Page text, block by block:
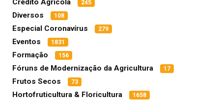
Crédito Agrícola 245
Diversos 108
Especial Coronavírus 279
Eventos 1831
Formação 156
Fóruns de Modernização da Agricultura 17
Frutos Secos 73
Hortofruticultura & Floricultura 1658